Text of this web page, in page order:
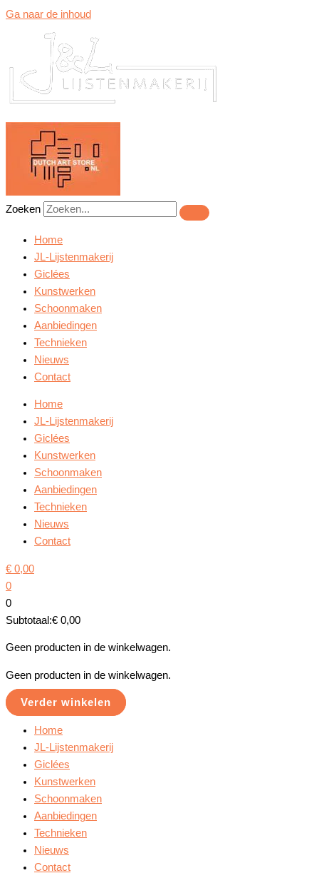
Ga naar de inhoud
Zoeken
Home
JL-Lijstenmakerij
Giclées
Kunstwerken
Schoonmaken
Aanbiedingen
Technieken
Nieuws
Contact
Home
JL-Lijstenmakerij
Giclées
Kunstwerken
Schoonmaken
Aanbiedingen
Technieken
Nieuws
Contact
€ 0,00
0
0
Subtotaal:€ 0,00
Geen producten in de winkelwagen.
Geen producten in de winkelwagen.
Verder winkelen
Home
JL-Lijstenmakerij
Giclées
Kunstwerken
Schoonmaken
Aanbiedingen
Technieken
Nieuws
Contact